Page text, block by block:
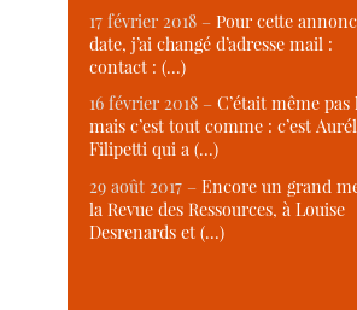
17 février 2018 –Pour cette
date, j’ai changé d’adresse mail :
contact : (…)
16 février 2018 –C’était même pas
mais c’est tout comme : c’est
Filipetti qui a (…)
29 août 2017 –Encore un grand
la Revue des Ressources, à Louise
Desrenards et (…)